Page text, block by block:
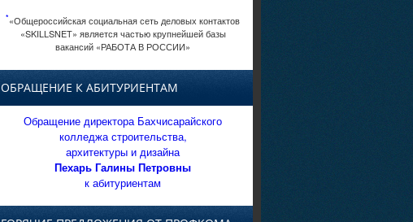
*«Общероссийская социальная сеть деловых контактов
«SKILLSNET» является частью крупнейшей базы
вакансий «РАБОТА В РОССИИ»
ОБРАЩЕНИЕ К АБИТУРИЕНТАМ
Обращение директора Бахчисарайского
колледжа строительства,
архитектуры и дизайна
Пехарь Галины Петровны
к абитуриентам